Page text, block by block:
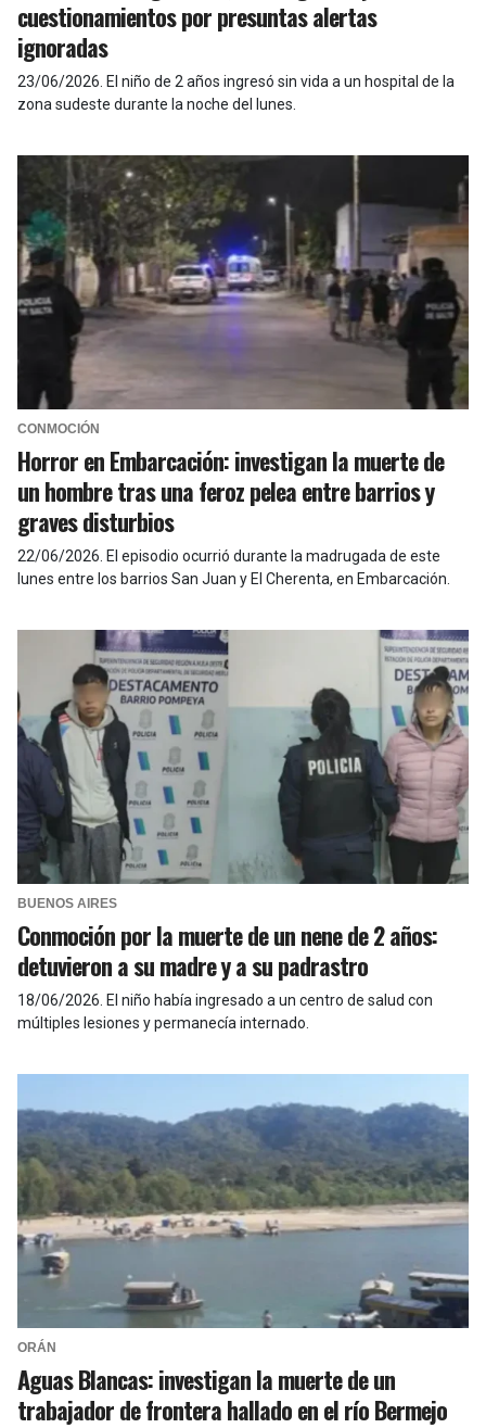
cuestionamientos por presuntas alertas
ignoradas
23/06/2026 El niño de 2 años ingresó sin vida a un hospital de la
zona sudeste durante la noche del lunes.
CONMOCIÓN
Horror en Embarcación: investigan la muerte de
un hombre tras una feroz pelea entre barrios y
graves disturbios
22/06/2026 El episodio ocurrió durante la madrugada de este
lunes entre los barrios San Juan y El Cherenta, en Embarcación.
BUENOS AIRES
Conmoción por la muerte de un nene de 2 años:
detuvieron a su madre y a su padrastro
18/06/2026 El niño había ingresado a un centro de salud con
múltiples lesiones y permanecía internado.
ORÁN
Aguas Blancas: investigan la muerte de un
trabajador de frontera hallado en el río Bermejo